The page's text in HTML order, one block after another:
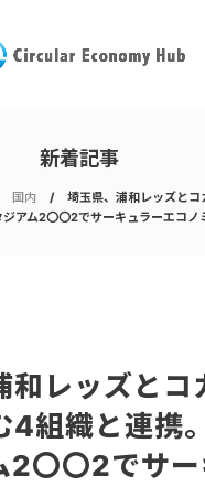
新着記事
国内
埼玉県、浦和レッズとコ
アム2〇〇2でサーキュラーエコノ
和レッズとコ
4組織と連携
2〇〇2でサ